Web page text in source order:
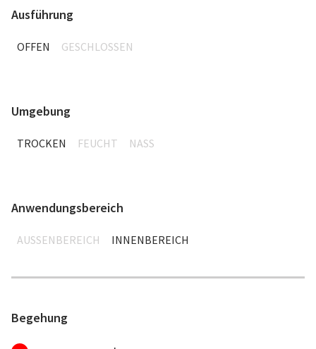
Ausführung
OFFEN GESCHLOSSEN
Umgebung
TROCKEN FEUCHT NASS
Anwendungsbereich
AUSSENBEREICH INNENBEREICH
Begehung